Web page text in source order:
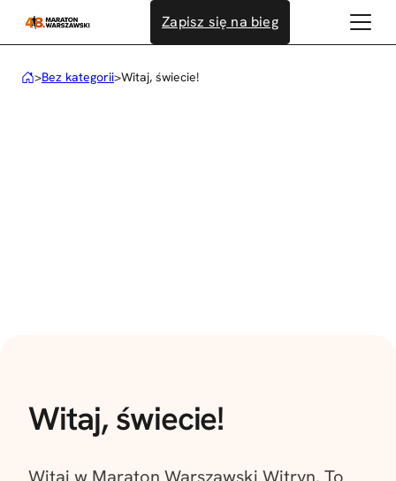
Zapisz się na bieg
>Bez kategorii>Witaj, świecie!
Witaj, świecie!